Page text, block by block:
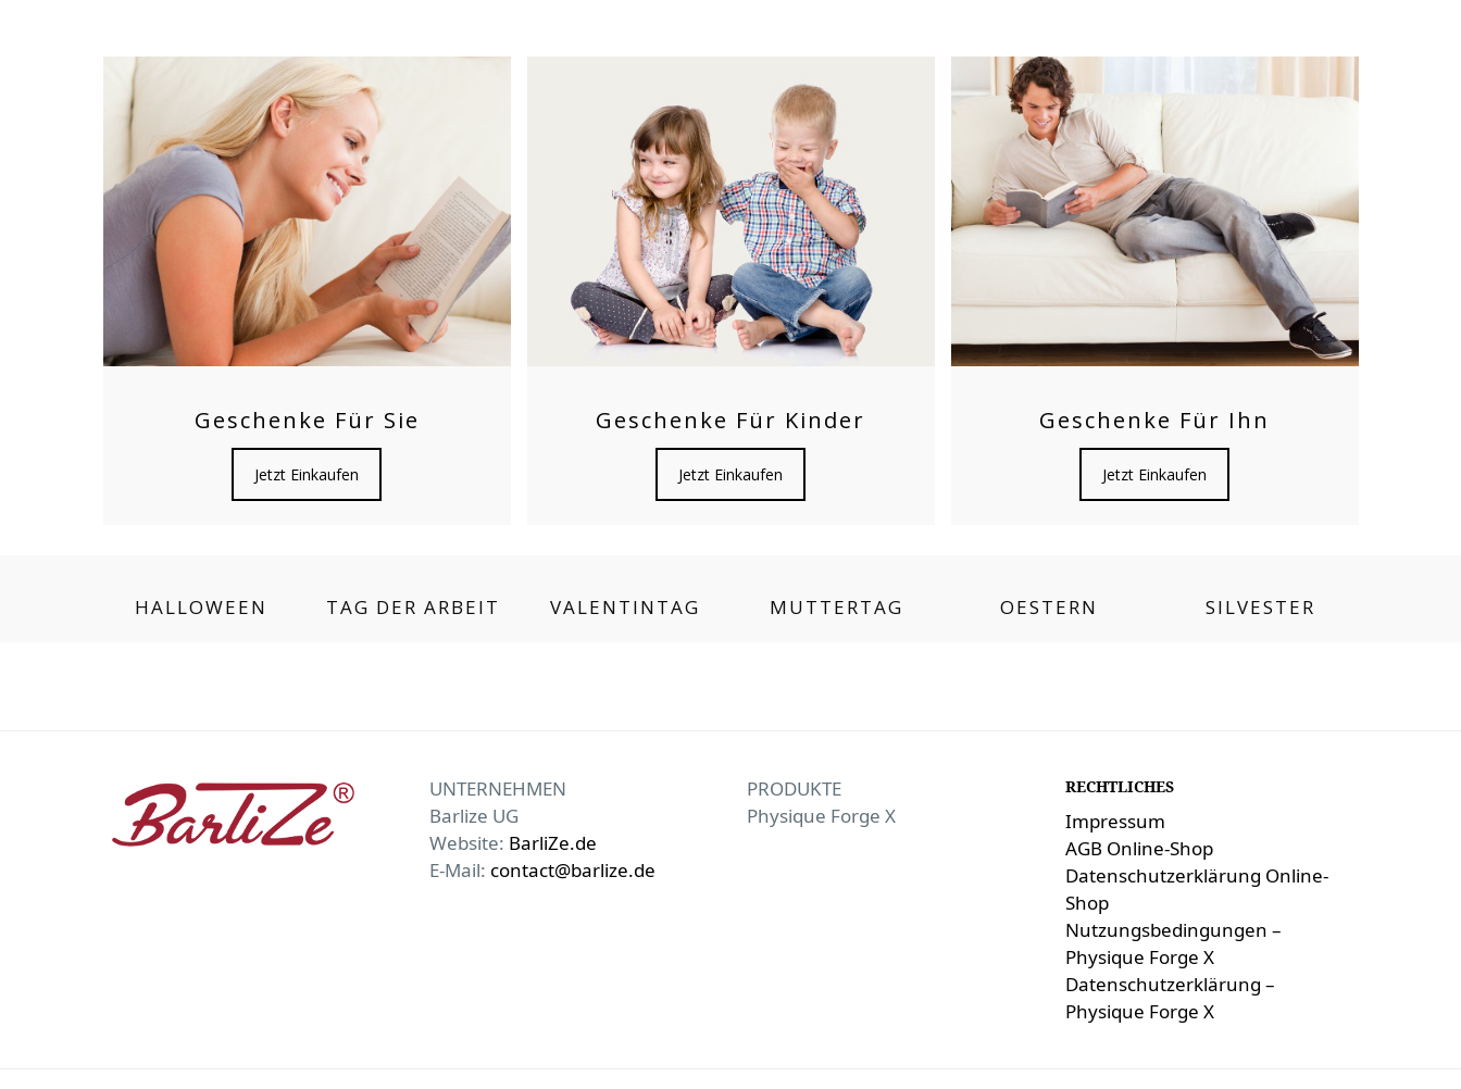
Geschenke Für Sie
Jetzt Einkaufen
Geschenke Für Kinder
Jetzt Einkaufen
Geschenke Für Ihn
Jetzt Einkaufen
HALLOWEEN TAG DER ARBEIT VALENTINTAG MUTTERTAG OESTERN SILVESTER
UNTERNEHMEN
Barlize UG
Website: BarliZe.de
E-Mail: contact@barlize.de
PRODUKTE
Physique Forge X
RECHTLICHES
Impressum
AGB Online-Shop
Datenschutzerklärung Online-
Shop
Nutzungsbedingungen –
Physique Forge X
Datenschutzerklärung –
Physique Forge X